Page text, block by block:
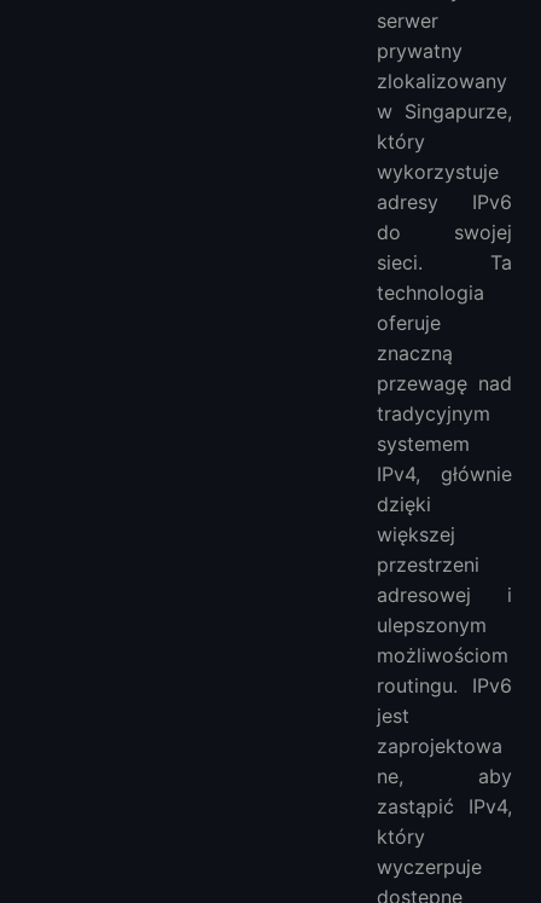
serwer
prywatny
zlokalizowany
w Singapurze,
który
wykorzystuje
adresy IPv6
do swojej
sieci. Ta
technologia
oferuje
znaczną
przewagę nad
tradycyjnym
systemem
IPv4, głównie
dzięki
większej
przestrzeni
adresowej i
ulepszonym
możliwościom
routingu. IPv6
jest
zaprojektowa
ne, aby
zastąpić IPv4,
który
wyczerpuje
dostępne